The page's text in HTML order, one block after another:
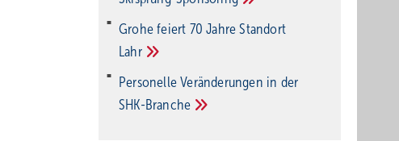
Grohe feiert 70 Jahre Standort
Lahr
Personelle Veränderungen in der
SHK-Branche